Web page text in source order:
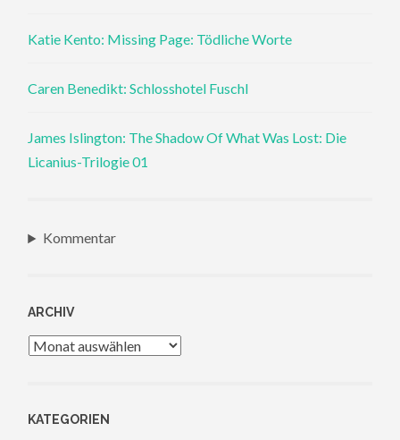
Katie Kento: Missing Page: Tödliche Worte
Caren Benedikt: Schlosshotel Fuschl
James Islington: The Shadow Of What Was Lost: Die
Licanius-Trilogie 01
Kommentar
ARCHIV
Archiv
KATEGORIEN